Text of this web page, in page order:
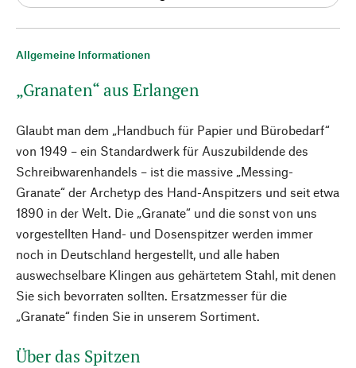
Allgemeine Informationen
„Granaten“ aus Erlangen
Glaubt man dem „Handbuch für Papier und Bürobedarf“
von 1949 – ein Standardwerk für Auszubildende des
Schreibwarenhandels – ist die massive „Messing-
Granate“ der Archetyp des Hand-Anspitzers und seit etwa
1890 in der Welt. Die „Granate“ und die sonst von uns
vorgestellten Hand- und Dosenspitzer werden immer
noch in Deutschland hergestellt, und alle haben
auswechselbare Klingen aus gehärtetem Stahl, mit denen
Sie sich bevorraten sollten. Ersatzmesser für die
„Granate“ finden Sie in unserem Sortiment.
Über das Spitzen